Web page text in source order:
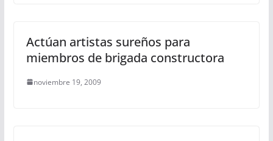
Actúan artistas sureños para
miembros de brigada constructora
noviembre 19, 2009